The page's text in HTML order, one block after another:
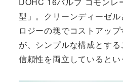
型」。クリーンディーゼ
ロジーの塊でコストアッ
が、シンプルな構成とす
信頼性を両立しているとい